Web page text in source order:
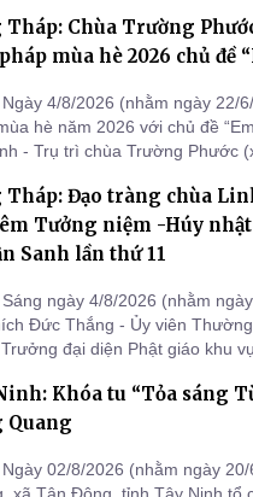
thể miễn phí cho 40 bệnh
phí 160.000.0
Tháp: Chùa Trường
mùa hè 2026 chủ đề
Ngày 4/8/2026 (nhằm ngày 22/
hè năm 2026 với chủ đề
- Trụ trì chùa Trường Phước
nghiệm bên mái chùa của
Tháp: Đạo tràng chùa
Tưởng niệm -Húy
Sanh lần thứ 11
Sáng ngày 4/8/2026 (nhằm
Đức Thắng - Ủy viên
đại diện Phật giáo khu
tổ chức lễ Tưởng niệm
Sanh lần thứ 11.
Khóa tu “Tỏa sáng
Quang
Ngày 02/8/2026 (nhằm ngày